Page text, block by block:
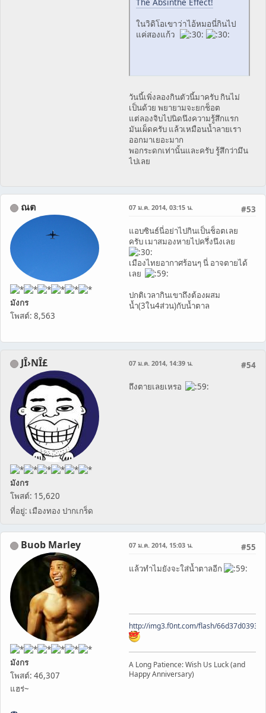
ในวิดิโอเขาว่าไอ้หมอนี่กินไป
แค่สองแก้ว
วันนี้เพิ่งลองกินตัวนี้มาครับ กินไม่
เป็นด้วย พยายามจะยกช็อต
แต่ลองจิบไปนิดนึงความรู้สึกแรก
มันเผ็ดครับ แล้วเหมือนน้ำลายเรา
ออกมาเยอะมาก
พอกระดกเท่านั้นและครับ รู้สึกว่ามึน
ไปเลย
ณต
มังกร
โพสต์: 8,563
#53
07 ม.ค. 2014, 03:15 น.
แอบซินธ์นี่อย่าไปกินเป็นช็อตเลย
ครับ เมาสมองหายไปครึ่งนึงเลย
เมืองไทยอากาศร้อนๆ นี่ อาจตายได้
เลย
ปกติเวลากินเขาถึงต้องผสม
น้ำ(3ใน4ส่วน)กับน้ำตาล
JÎ›NÎ£
มังกร
โพสต์: 15,620
ที่อยู่: เมืองทอง ปากเกร็ด
#54
07 ม.ค. 2014, 14:39 น.
ถึงตายเลยเหรอ
Buob Marley
มังกร
โพสต์: 46,307
แฮร่~
#55
07 ม.ค. 2014, 15:03 น.
แล้วทำไมยังจะใส่น้ำตาลอีก
http://img3.f0nt.com/flash/
A Long Patience: Wish Us Luck (and
Happy Anniversary)